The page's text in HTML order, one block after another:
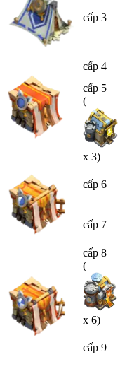
cấp 3
cấp 4
cấp 5
(
x 3)
cấp 6
cấp 7
cấp 8
(
x 6)
cấp 9